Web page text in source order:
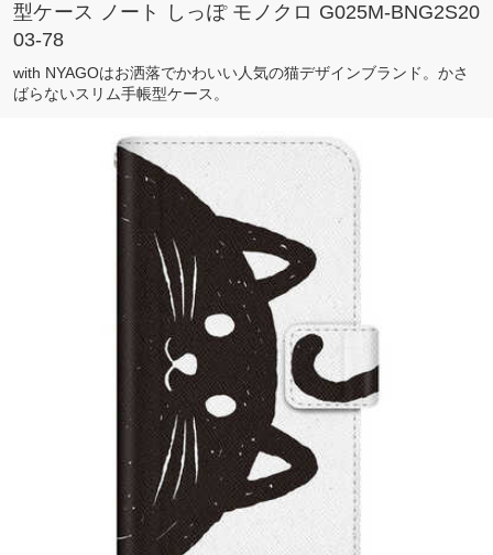
型ケース ノート しっぽ モノクロ G025M-BNG2S20
03-78
with NYAGOはお洒落でかわいい人気の猫デザインブランド。かさ
ばらないスリム手帳型ケース。